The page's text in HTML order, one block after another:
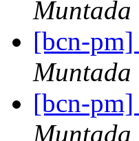
Muntada
[bcn-pm]
Muntada
[bcn-pm]
Muntada